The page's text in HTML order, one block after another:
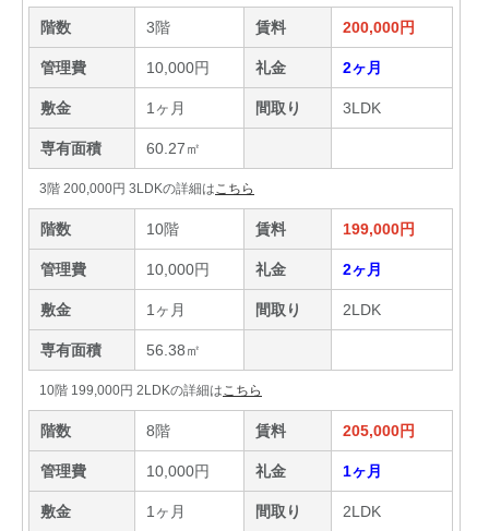
階数 3階 賃料 200,000円
管理費 10,000円 礼金 2ヶ月
敷金 1ヶ月 間取り 3LDK
専有面積 60.27㎡
3階 200,000円 3LDKの詳細はこちら
階数 10階 賃料 199,000円
管理費 10,000円 礼金 2ヶ月
敷金 1ヶ月 間取り 2LDK
専有面積 56.38㎡
10階 199,000円 2LDKの詳細はこちら
階数 8階 賃料 205,000円
管理費 10,000円 礼金 1ヶ月
敷金 1ヶ月 間取り 2LDK